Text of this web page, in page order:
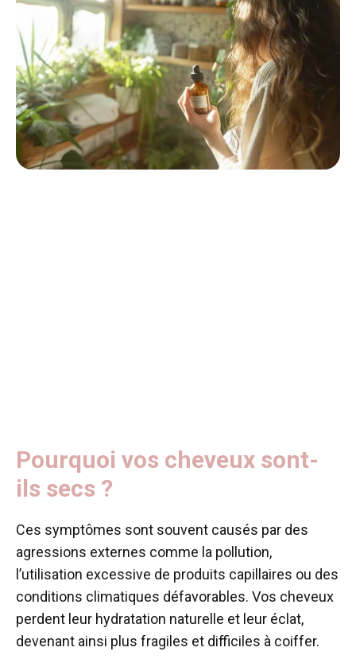
Pourquoi vos cheveux sont-
ils secs ?
Ces symptômes sont souvent causés par des
agressions externes comme la pollution,
l’utilisation excessive de produits capillaires ou des
conditions climatiques défavorables. Vos cheveux
perdent leur hydratation naturelle et leur éclat,
devenant ainsi plus fragiles et difficiles à coiffer.